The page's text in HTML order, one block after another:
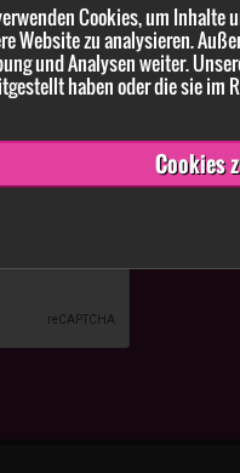
Cookies, um Inhalte
Website zu analysieren.
und Analysen weiter.
haben oder die sie im
Cookies
überzeugt, dass die in der